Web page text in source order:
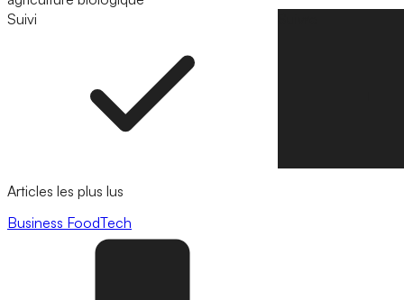
Suivi
Articles les plus lus
Business FoodTech